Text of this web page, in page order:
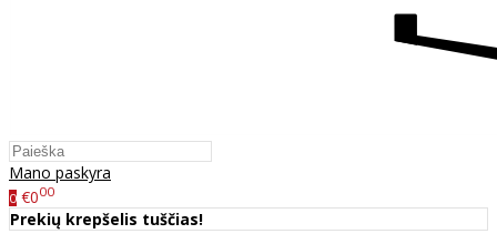
Mano paskyra
0 €000
Prekių krepšelis tuščias!